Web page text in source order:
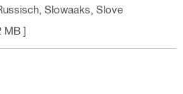
Slowaaks, Slove
MB ]